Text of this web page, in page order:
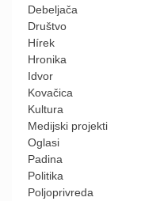
Debeljača
Društvo
Hírek
Hronika
Idvor
Kovačica
Kultura
Medijski projekti
Oglasi
Padina
Politika
Poljoprivreda